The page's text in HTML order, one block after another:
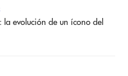
la evolución de un ícono del